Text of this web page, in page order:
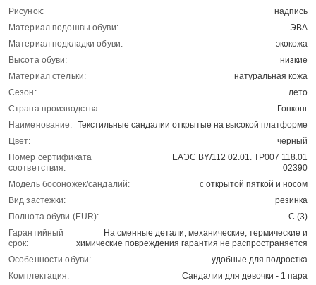
Рисунок:
надпись
Материал подошвы обуви:
ЭВА
Материал подкладки обуви:
экокожа
Высота обуви:
низкие
Материал стельки:
натуральная кожа
Сезон:
лето
Страна производства:
Гонконг
Наименование: Текстильные сандалии открытые на высокой платформе
Цвет:
черный
Номер сертификата
соответствия:
ЕАЭС BY/112 02.01. ТР007 118.01
02390
Модель босоножек/сандалий:
с открытой пяткой и носом
Вид застежки:
резинка
Полнота обуви (EUR):
С (3)
Гарантийный
срок:
На сменные детали, механические, термические и
химические повреждения гарантия не распространяется
Особенности обуви:
удобные для подростка
Комплектация:
Сандалии для девочки - 1 пара